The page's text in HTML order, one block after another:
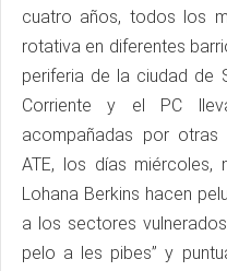
cuatro años, todos los
rotativa en diferentes
periferia de la ciudad de
Corriente y el PC
acompañadas por otras
ATE, los días miércoles,
Lohana Berkins hacen
a los sectores
pelo a les pibes” y